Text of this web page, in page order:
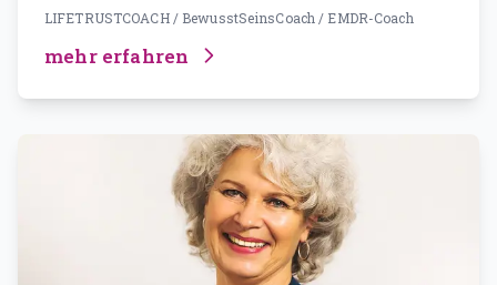
LIFETRUSTCOACH / BewusstSeinsCoach / EMDR-Coach
mehr erfahren